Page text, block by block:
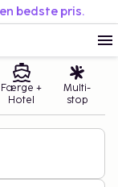
bedste pris.
Færge +
Hotel
Multi-
stop